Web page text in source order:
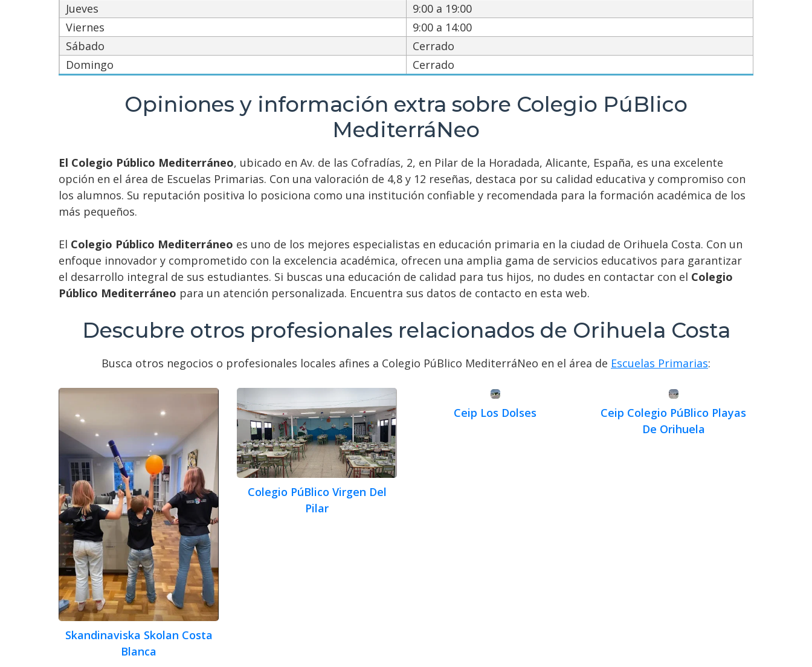
Garantizar la seguridad, evitar y detectar fraudes, y eliminar
fallos, Ofrecer y presentar publicidad y contenido, Guardar y
comunicar las preferencias de privacidad.
Jueves
9:00 a 19:00
Viernes
9:00 a 14:00
Sábado
Cerrado
Domingo
Cerrado
Opiniones y información extra sobre Colegio PúBlico
MediterráNeo
El Colegio Público Mediterráneo, ubicado en Av. de las Cofradías, 2, en Pilar de la Horadada, Alicante, España, es una excelente
opción en el área de Escuelas Primarias. Con una valoración de 4,8 y 12 reseñas, destaca por su calidad educativa y compromiso con
los alumnos. Su reputación positiva lo posiciona como una institución confiable y recomendada para la formación académica de los
más pequeños.
El Colegio Público Mediterráneo es uno de los mejores especialistas en educación primaria en la ciudad de Orihuela Costa. Con un
enfoque innovador y comprometido con la excelencia académica, ofrecen una amplia gama de servicios educativos para garantizar
el desarrollo integral de sus estudiantes. Si buscas una educación de calidad para tus hijos, no dudes en contactar con el Colegio
Público Mediterráneo para un atención personalizada. Encuentra sus datos de contacto en esta web.
Descubre otros profesionales relacionados de Orihuela Costa
Busca otros negocios o profesionales locales afines a Colegio PúBlico MediterráNeo en el área de Escuelas Primarias:
Skandinaviska Skolan Costa
Blanca
Colegio PúBlico Virgen Del
Pilar
Ceip Los Dolses
Ceip Colegio PúBlico Playas
De Orihuela